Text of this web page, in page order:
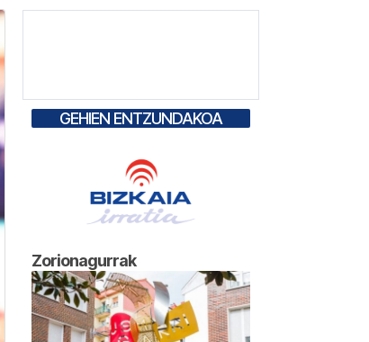
GEHIEN ENTZUNDAKOA
Zorionagurrak